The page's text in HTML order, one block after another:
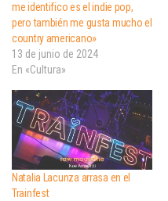
me identifico es el indie pop,
pero también me gusta mucho el
country americano»
13 de junio de 2024
En «Cultura»
Natalia Lacunza arrasa en el
Trainfest